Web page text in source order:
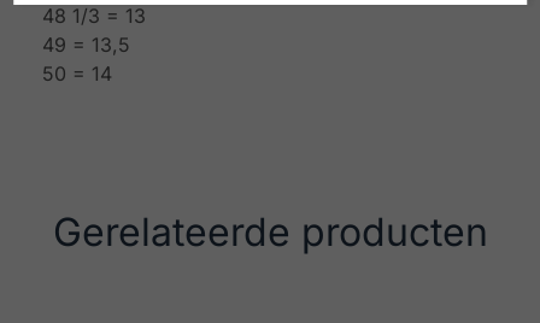
48 1/3 = 13
49 = 13,5
50 = 14
Gerelateerde producten